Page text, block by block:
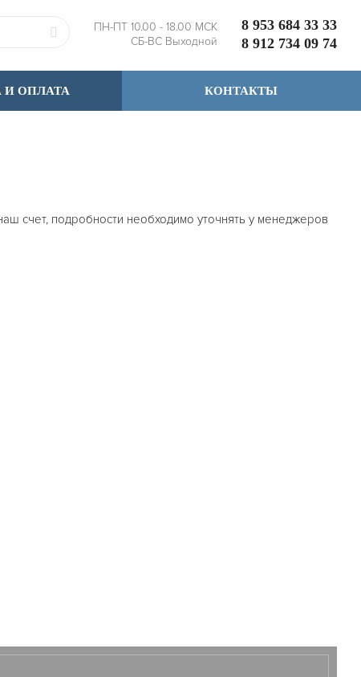
ПН-ПТ 10.00 - 18.00 МСК
СБ-ВС Выходной
8 953 684 33 33
8 912 734 09 74
И ОПЛАТА КОНТАКТЫ
счет, подробности необходимо уточнять у менеджеров